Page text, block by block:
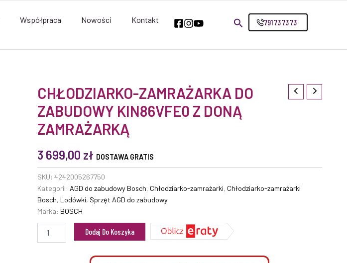
791 73 73 73
Współpraca Nowości Kontakt
CHŁODZIARKO-ZAMRAŻARKA DO
ZABUDOWY KIN86VFE0 Z DONĄ
ZAMRAŻARKĄ
3 699,00 zł DOSTAWA GRATIS
SKU: 4242005267750
Kategorii: AGD do zabudowy Bosch, Chłodziarko-zamrażarki, Chłodziarko-zamrażarki
Bosch, Lodówki, Sprzęt AGD do zabudowy
Marka: BOSCH
ilość
CHŁODZIARKO-
ZAMRAŻARKA
DO
ZABUDOWY
DONĄ
ZAMRAŻARKĄ
Dodaj Do Koszyka